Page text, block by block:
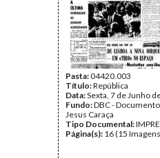
Pasta:04420.003
Título:República
Data:Sexta, 7 de Junho
Fundo:DBC -
Jesus Caraça
Tipo Documental:
Página(s): 16 (15